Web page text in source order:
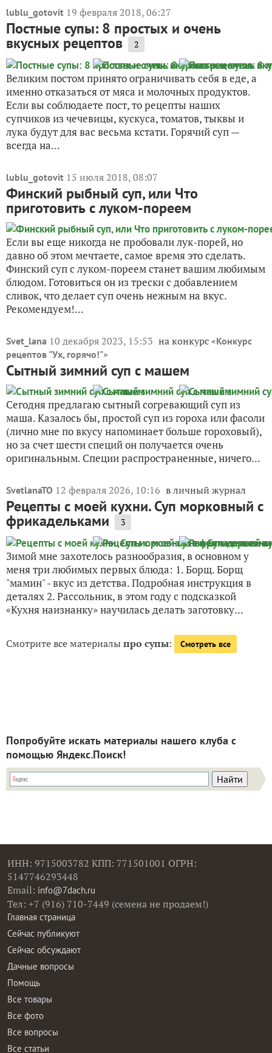
lublu_gotovit 19 февраля 2018, 06:27
Постные супы: 8 простых и очень
вкусных рецептов 2
Великим постом принято ограничивать себя в еде, а
именно отказаться от мяса и молочных продуктов.
Если вы соблюдаете пост, то рецепты наших
супчиков из чечевицы, кускуса, томатов, тыквы и
лука будут для вас весьма кстати. Горячий суп —
всегда на...
lublu_gotovit 15 июля 2018, 08:07
Финский рыбный суп, или Что
приготовить с луком-пореем
Если вы еще никогда не пробовали лук-порей, но
давно об этом мечтаете, самое время это сделать.
Финский суп с луком-пореем станет вашим любимым
блюдом. Готовиться он из трески с добавлением
сливок, что делает суп очень нежным на вкус.
Рекомендуем!...
Svet_lana 10 декабря 2023, 15:53 на конкурс «Конкурс
рецептов "Ух, горячо!"»
Сытный зимний суп с машем
Сегодня предлагаю сытный согревающий суп из
маша. Казалось бы, простой суп из гороха или фасоли
(лично мне по вкусу напоминает больше гороховый),
но за счет шести специй он получается очень
оригинальным. Специи распространенные, ничего...
SvetlanaTO 12 февраля 2026, 10:16 в личный журнал
Рецепты с моей кухни. Суп морковный с
фрикадельками 3
Зимой мне захотелось разнообразия, в основном у
меня три любимых первых блюда: 1. Борщ. Борщ
"мамин" - вкус из детства. Подробная инструкция в
деталях 2. Рассольник, в этом году с подсказкой
«Кухня наизнанку» научилась делать заготовку...
Смотрите все материалыпро супы: Смотреть все
Попробуйте искать материалы нашего клуба с
помощью Яндекс.Поиск!
ИНН: 9715003782 КПП: 771501001 ОГРН:
5147746293448
Email: info@7dach.ru
Тел: +7 (916) 710-7449 (семена не продаем!)
Главная страница
Сейчас публикуют
Сейчас обсуждают
Дачные вопросы
Помощь
Все товары
Все фото
Все вопросы
Все статьи